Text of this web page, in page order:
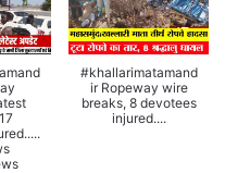
#khallarimatamand
ir Ropeway wire
breaks, 8 devotees
injured....